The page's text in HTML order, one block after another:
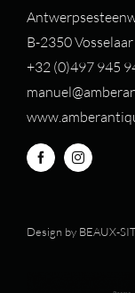
B-2350 Vosselaar
+32 (0)497 945
Design by BEAUX-